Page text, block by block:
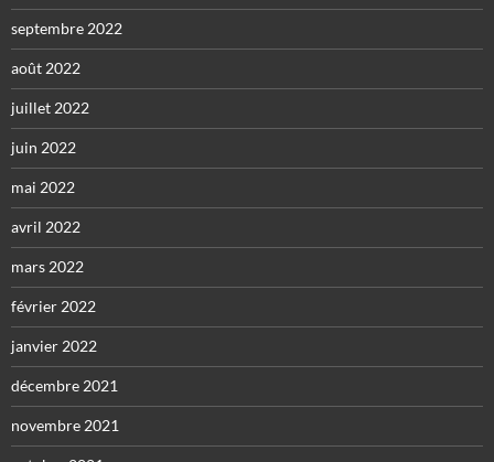
septembre 2022
août 2022
juillet 2022
juin 2022
mai 2022
avril 2022
mars 2022
février 2022
janvier 2022
décembre 2021
novembre 2021